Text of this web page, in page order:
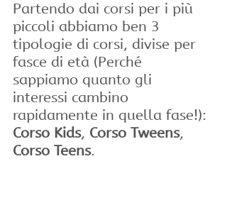
Partendo dai corsi per i più
piccoli abbiamo ben 3
tipologie di corsi, divise per
fasce di età (Perché
sappiamo quanto gli
interessi cambino
rapidamente in quella fase!):
Corso Kids, Corso Tweens,
Corso Teens.